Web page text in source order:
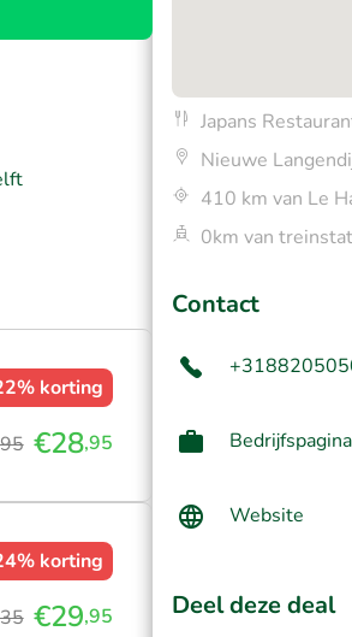
korting
€28,95
korting
€29,95
Japans
Nieuwe
410 km van Le
0km van
Contact
Bedrijfspagina
Website
Deel deze deal